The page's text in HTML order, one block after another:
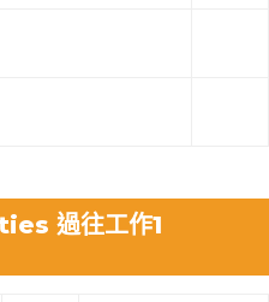
過往工作1